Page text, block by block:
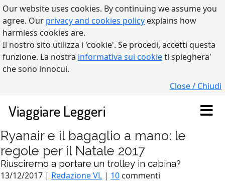
Our website uses cookies. By continuing we assume you
agree. Our privacy and cookies policy explains how
harmless cookies are.
Il nostro sito utilizza i 'cookie'. Se procedi, accetti questa
funzione. La nostra informativa sui cookieti spieghera'
che sono innocui.
Close / Chiudi
Viaggiare Leggeri
Ryanair e il bagaglio a mano: le
regole per il Natale 2017
Riusciremo a portare un trolley in cabina?
13/12/2017 | Redazione VL | 10 commenti